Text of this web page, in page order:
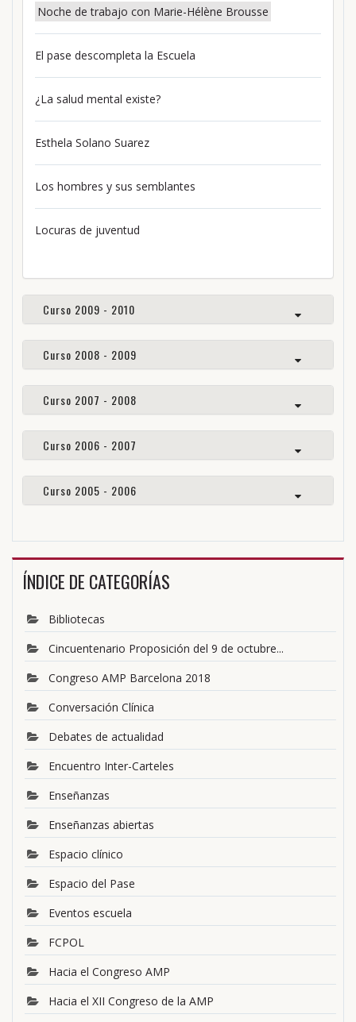
Noche de trabajo con Marie-Hélène Brousse
El pase descompleta la Escuela
¿La salud mental existe?
Esthela Solano Suarez
Los hombres y sus semblantes
Locuras de juventud
Curso 2009 - 2010
Curso 2008 - 2009
Curso 2007 - 2008
Curso 2006 - 2007
Curso 2005 - 2006
ÍNDICE DE CATEGORÍAS
Bibliotecas
Cincuentenario Proposición del 9 de octubre...
Congreso AMP Barcelona 2018
Conversación Clínica
Debates de actualidad
Encuentro Inter-Carteles
Enseñanzas
Enseñanzas abiertas
Espacio clínico
Espacio del Pase
Eventos escuela
FCPOL
Hacia el Congreso AMP
Hacia el XII Congreso de la AMP